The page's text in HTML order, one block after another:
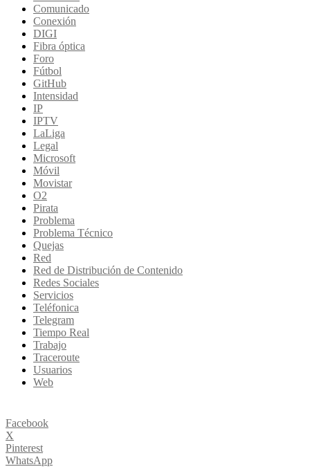
Comunicado
Conexión
DIGI
Fibra óptica
Foro
Fútbol
GitHub
Intensidad
IP
IPTV
LaLiga
Legal
Microsoft
Móvil
Movistar
O2
Pirata
Problema
Problema Técnico
Quejas
Red
Red de Distribución de Contenido
Redes Sociales
Servicios
Teléfonica
Telegram
Tiempo Real
Trabajo
Traceroute
Usuarios
Web
Facebook
X
Pinterest
WhatsApp